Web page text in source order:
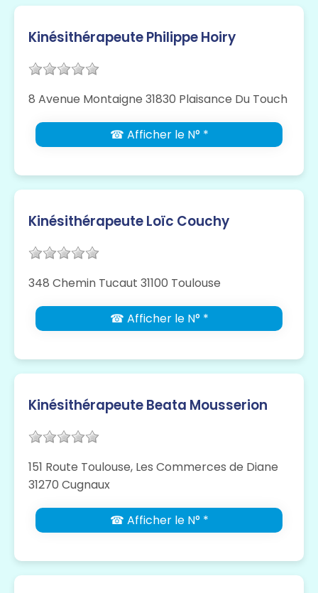
Kinésithérapeute Philippe Hoiry
8 Avenue Montaigne 31830 Plaisance Du Touch
☎ Afficher le N° *
Kinésithérapeute Loïc Couchy
348 Chemin Tucaut 31100 Toulouse
☎ Afficher le N° *
Kinésithérapeute Beata Mousserion
151 Route Toulouse, Les Commerces de Diane
31270 Cugnaux
☎ Afficher le N° *